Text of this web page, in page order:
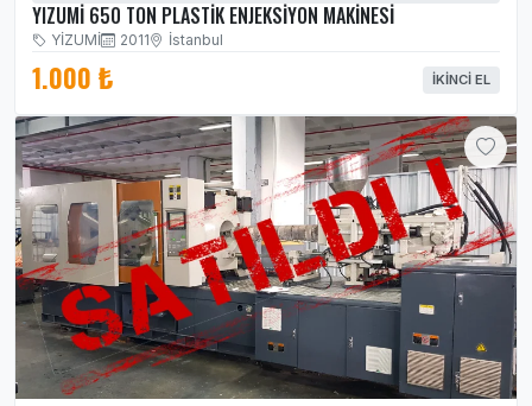
YIZUMİ 650 TON PLASTİK ENJEKSİYON MAKİNESİ
YİZUMİ 2011 İstanbul
1.000 ₺ İKINCI EL